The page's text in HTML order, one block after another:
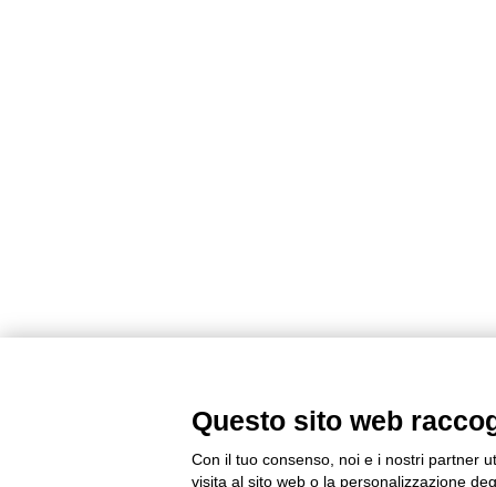
Questo sito web
Con il tuo consenso, noi e i nostri partner
visita al sito web o la personalizzazione